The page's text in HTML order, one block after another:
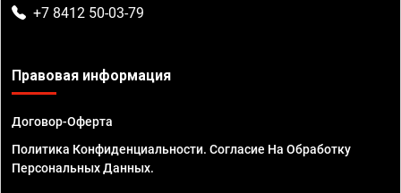
+7 8412 50-03-79
Правовая информация
Договор-Оферта
Политика Конфиденциальности. Согласие На Обработку
Персональных Данных.